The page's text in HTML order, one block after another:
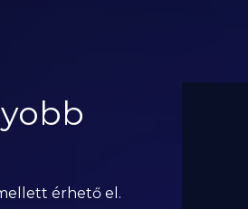
érhető el.